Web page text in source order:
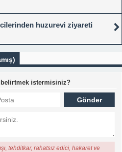
huzurevi ziyareti
belirtmek istermisiniz?
tehditkar, rahatsız edici, hakaret ve